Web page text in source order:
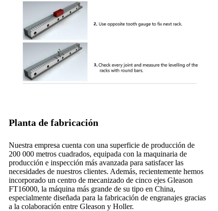
Planta de fabricación
Nuestra empresa cuenta con una superficie de producción de
200 000 metros cuadrados, equipada con la maquinaria de
producción e inspección más avanzada para satisfacer las
necesidades de nuestros clientes. Además, recientemente hemos
incorporado un centro de mecanizado de cinco ejes Gleason
FT16000, la máquina más grande de su tipo en China,
especialmente diseñada para la fabricación de engranajes gracias
a la colaboración entre Gleason y Holler.